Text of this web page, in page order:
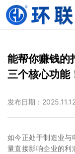
能帮你赚钱的
三个核心功能
发布日期：
如今正处于制造业与
量直接影响企业的利